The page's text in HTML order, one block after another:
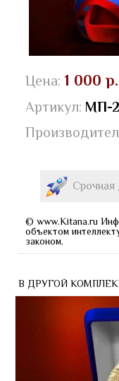
Цена: 1 000 р.
Артикул: МП-
© www.Kitana.ru
объектом
законом.
В ДРУГОЙ